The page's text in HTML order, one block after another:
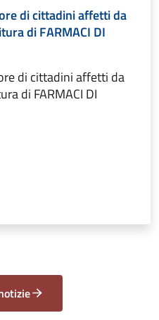
di cittadini affetti da
di FARMACI DI
di cittadini affetti da
di FARMACI DI